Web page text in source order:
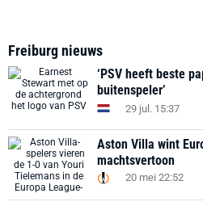
Freiburg nieuws
‘PSV heeft beste
buitenspeler’
29 jul. 15:37
Aston Villa wint
machtsvertoon
20 mei 22:52